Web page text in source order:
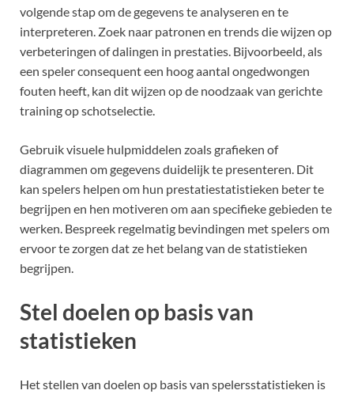
volgende stap om de gegevens te analyseren en te
interpreteren. Zoek naar patronen en trends die wijzen op
verbeteringen of dalingen in prestaties. Bijvoorbeeld, als
een speler consequent een hoog aantal ongedwongen
fouten heeft, kan dit wijzen op de noodzaak van gerichte
training op schotselectie.
Gebruik visuele hulpmiddelen zoals grafieken of
diagrammen om gegevens duidelijk te presenteren. Dit
kan spelers helpen om hun prestatiestatistieken beter te
begrijpen en hen motiveren om aan specifieke gebieden te
werken. Bespreek regelmatig bevindingen met spelers om
ervoor te zorgen dat ze het belang van de statistieken
begrijpen.
Stel doelen op basis van
statistieken
Het stellen van doelen op basis van spelersstatistieken is